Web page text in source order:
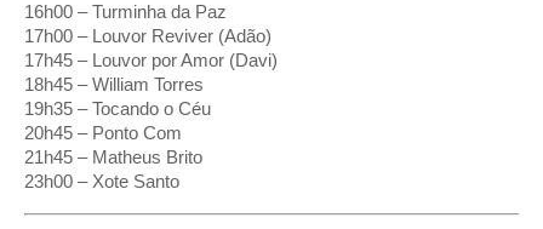
16h00 – Turminha da Paz
17h00 – Louvor Reviver (Adão)
17h45 – Louvor por Amor (Davi)
18h45 – William Torres
19h35 – Tocando o Céu
20h45 – Ponto Com
21h45 – Matheus Brito
23h00 – Xote Santo